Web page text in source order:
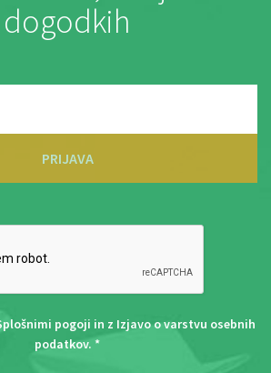
dogodkih
PRIJAVA
pogoji in z Izjavo o varstvu osebnih
podatkov. *